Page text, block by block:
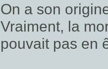
On a son
Vraiment, la
pouvait pas en